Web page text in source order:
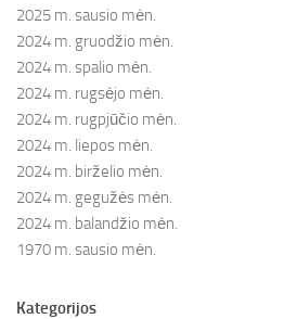
2025 m. sausio mėn.
2024 m. gruodžio mėn.
2024 m. spalio mėn.
2024 m. rugsėjo mėn.
2024 m. rugpjūčio mėn.
2024 m. liepos mėn.
2024 m. birželio mėn.
2024 m. gegužės mėn.
2024 m. balandžio mėn.
1970 m. sausio mėn.
Kategorijos